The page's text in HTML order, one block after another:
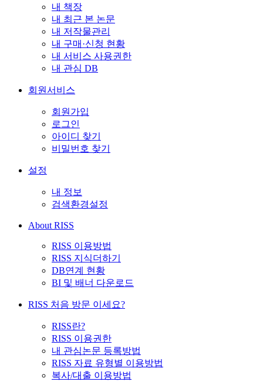
내 책장
내 최근 본 논문
내 저작물관리
내 구매·신청 현황
내 서비스 사용권한
내 관심 DB
회원서비스
회원가입
로그인
아이디 찾기
비밀번호 찾기
설정
내 정보
검색환경설정
About RISS
RISS 이용방법
RISS 지식더하기
DB연계 현황
BI 및 배너 다운로드
RISS 처음 방문 이세요?
RISS란?
RISS 이용권한
내 관심논문 등록방법
RISS 자료 유형별 이용방법
복사/대출 이용방법